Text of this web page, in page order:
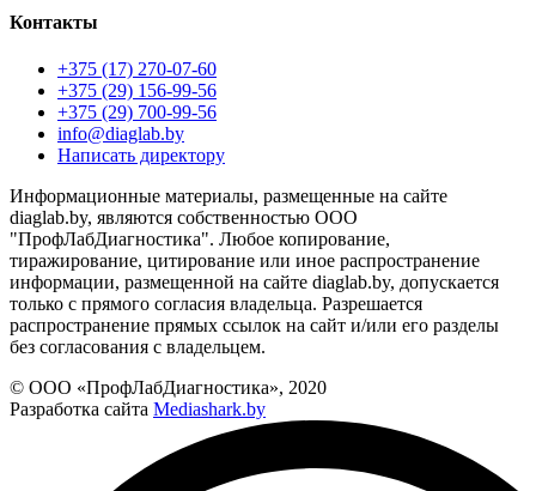
Контакты
+375 (17) 270-07-60
+375 (29) 156-99-56
+375 (29) 700-99-56
info@diaglab.by
Написать директору
Информационные материалы, размещенные на сайте
diaglab.by, являются собственностью ООО
"ПрофЛабДиагностика". Любое копирование,
тиражирование, цитирование или иное распространение
информации, размещенной на сайте diaglab.by, допускается
только с прямого согласия владельца. Разрешается
распространение прямых ссылок на сайт и/или его разделы
без согласования с владельцем.
© ООО «ПрофЛабДиагностика», 2020
Разработка сайта Mediashark.by